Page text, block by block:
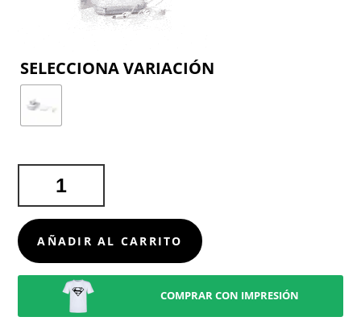
POWER
BANK
CODY
CANTIDAD
AÑADIR AL CARRITO
COMPRAR CON IMPRESIÓN